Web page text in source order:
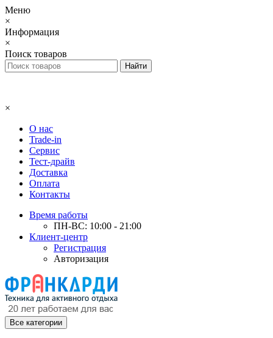
Меню
×
Информация
×
Поиск товаров
×
О нас
Trade-in
Сервис
Тест-драйв
Доставка
Оплата
Контакты
Время работы
ПН-ВС: 10:00 - 21:00
Клиент-центр
Регистрация
Авторизация
Все категории